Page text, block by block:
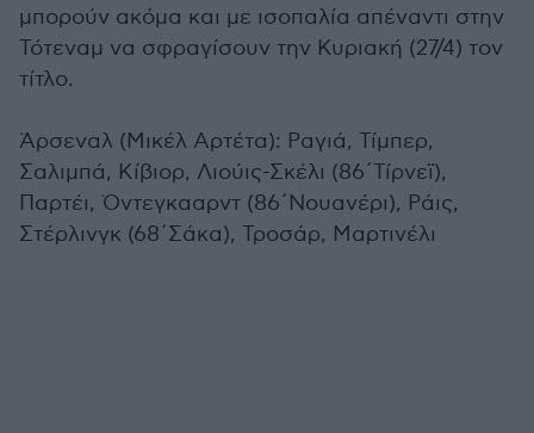
μπορούν ακόμα και με ισοπαλία απέναντι στην
Τότεναμ να σφραγίσουν την Κυριακή (27/4) τον
τίτλο.
Άρσεναλ (Μικέλ Αρτέτα): Ραγιά, Τίμπερ,
Σαλιμπά, Κίβιορ, Λιούις-Σκέλι (86΄Τίρνεϊ),
Παρτέι, Όντεγκααρντ (86΄Νουανέρι), Ράις,
Στέρλινγκ (68΄Σάκα), Τροσάρ, Μαρτινέλι